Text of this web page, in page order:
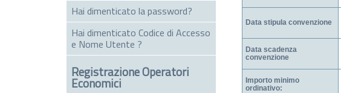
Hai dimenticato la password?
Hai dimenticato Codice di Accesso
e Nome Utente ?
Registrazione Operatori
Economici
Data stipula convenzione
Data scadenza
convenzione
Importo minimo
ordinativo: